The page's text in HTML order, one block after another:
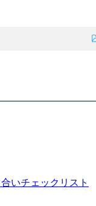
いチェックリスト